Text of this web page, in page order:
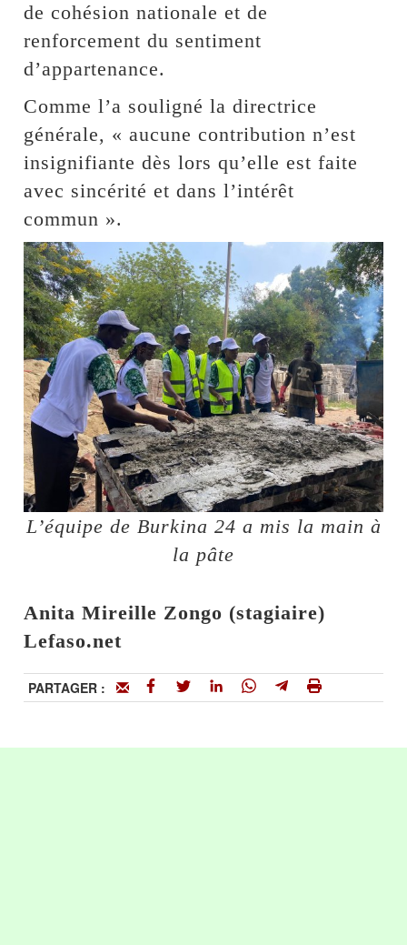
de cohésion nationale et de
renforcement du sentiment
d’appartenance.
Comme l’a souligné la directrice
générale, « aucune contribution n’est
insignifiante dès lors qu’elle est faite
avec sincérité et dans l’intérêt
commun ».
L’équipe de Burkina 24 a mis la main à
la pâte
Anita Mireille Zongo (stagiaire)
Lefaso.net
PARTAGER :